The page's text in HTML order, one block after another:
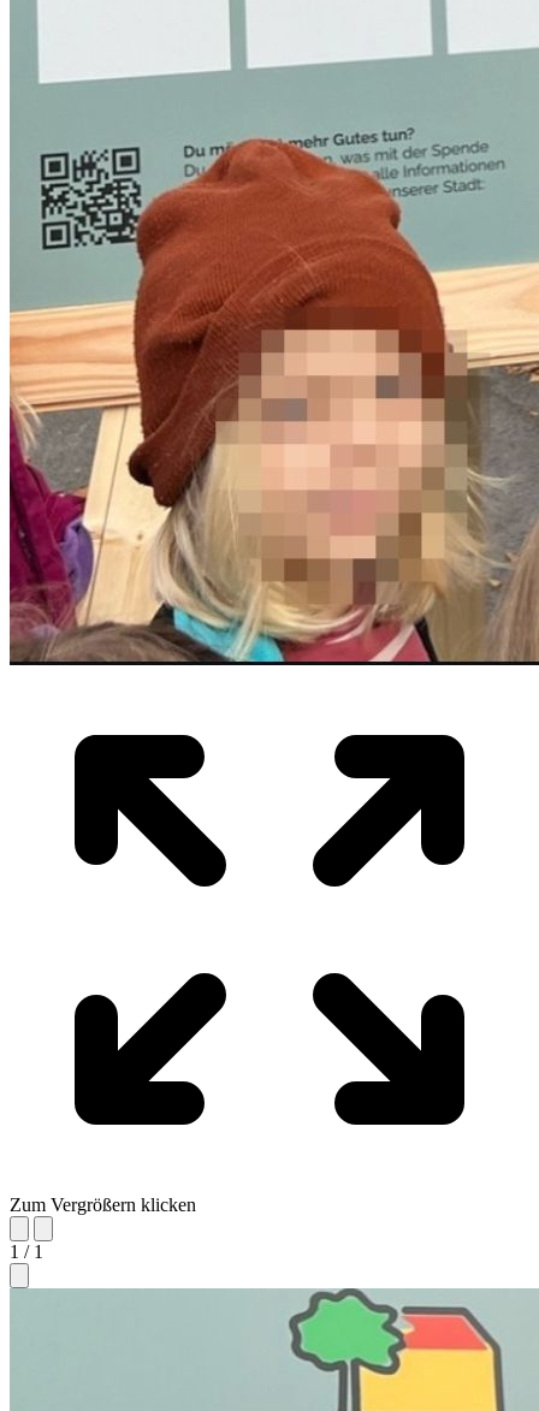
Zum Vergrößern klicken
1 / 1